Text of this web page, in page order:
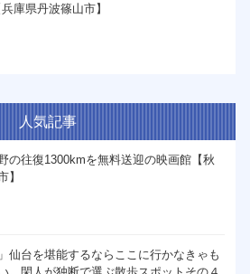
兵庫県丹波篠山市】
人気記事
の往復1300kmを無料送迎の映画館【秋
】
仙台を堪能するならここに行かなきゃも